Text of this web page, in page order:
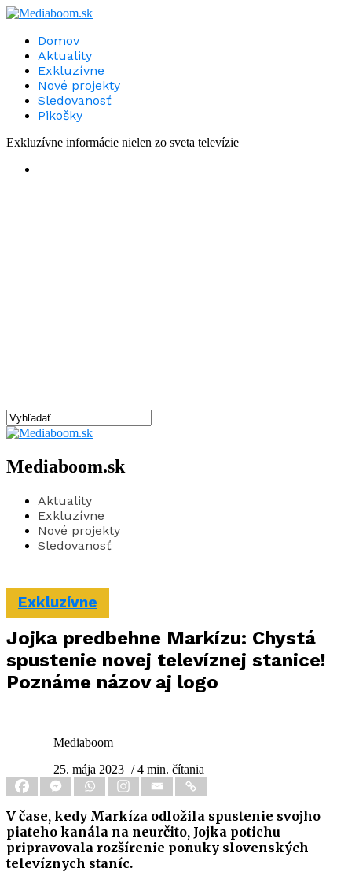
Domov
Aktuality
Exkluzívne
Nové projekty
Sledovanosť
Pikošky
Exkluzívne informácie nielen zo sveta televízie
Mediaboom.sk
Aktuality
Exkluzívne
Nové projekty
Sledovanosť
Exkluzívne
Jojka predbehne Markízu: Chystá
spustenie novej televíznej stanice!
Poznáme názov aj logo
Mediaboom
25. mája 2023 / 4 min. čítania
V čase, kedy Markíza odložila spustenie svojho
piateho kanála na neurčito, Jojka potichu
pripravovala rozšírenie ponuky slovenských
televíznych staníc.